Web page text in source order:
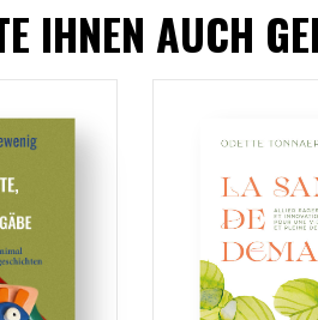
IHNEN AUCH